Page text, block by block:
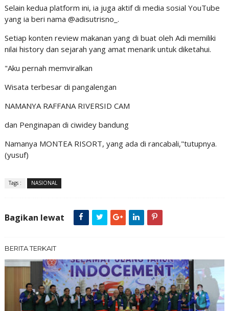
Selain kedua platform ini, ia juga aktif di media sosial YouTube
yang ia beri nama @adisutrisno_.
Setiap konten review makanan yang di buat oleh Adi memiliki
nilai history dan sejarah yang amat menarik untuk diketahui.
"Aku pernah memviralkan
Wisata terbesar di pangalengan
NAMANYA RAFFANA RIVERSID CAM
dan Penginapan di ciwidey bandung
Namanya MONTEA RISORT, yang ada di rancabali,"tutupnya.
(yusuf)
Tags : NASIONAL
Bagikan lewat
BERITA TERKAIT